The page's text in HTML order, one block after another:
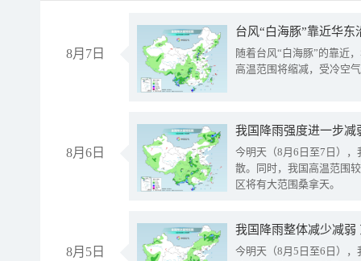
8月7日
台风“白海豚”靠近华
随着台风“白海豚”的靠近
高温范围将缩减，受冷空
8月6日
今明天（8月6日至7日）
散。同时，我国高温范围
区将有大范围桑拿天。
8月5日
我国降雨整体减少减弱
今明天（8月5日至6日）